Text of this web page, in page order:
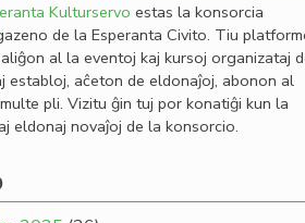
Kulturservo estas la konsorcia
de la Esperanta Civito. Tiu
al la eventoj kaj kursoj organizataj
establoj, aĉeton de eldonaĵoj, abonon al
pli. Vizitu ĝin tuj por konatiĝi kun la
eldonaj novaĵoj de la konsorcio.